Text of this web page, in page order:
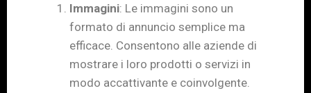
Immagini: Le immagini sono un
formato di annuncio semplice ma
efficace. Consentono alle aziende di
mostrare i loro prodotti o servizi in
modo accattivante e coinvolgente.